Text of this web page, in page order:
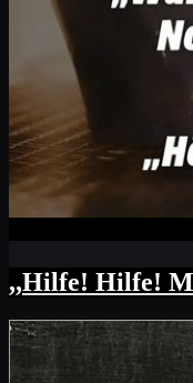
,,Hilfe! Hilfe!